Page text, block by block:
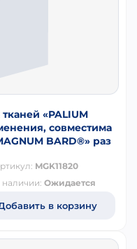
«PALIUM
совместима
BARD®» раз
MGK11820
наличии: Ожидается
в корзину